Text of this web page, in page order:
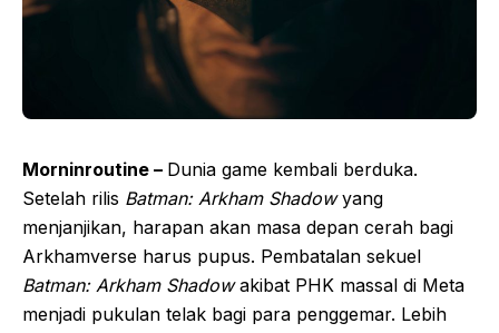
Morninroutine – Dunia game kembali berduka.
Setelah rilis Batman: Arkham Shadowyang
menjanjikan, harapan akan masa depan cerah bagi
Arkhamverse harus pupus. Pembatalan sekuel
Batman: Arkham Shadowakibat PHK massal di Meta
menjadi pukulan telak bagi para penggemar. Lebih